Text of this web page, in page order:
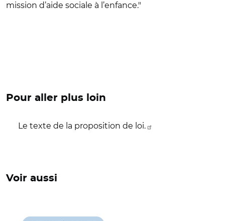
mission d’aide sociale à l’enfance."
Pour aller plus loin
Le texte de la proposition de loi.
Voir aussi